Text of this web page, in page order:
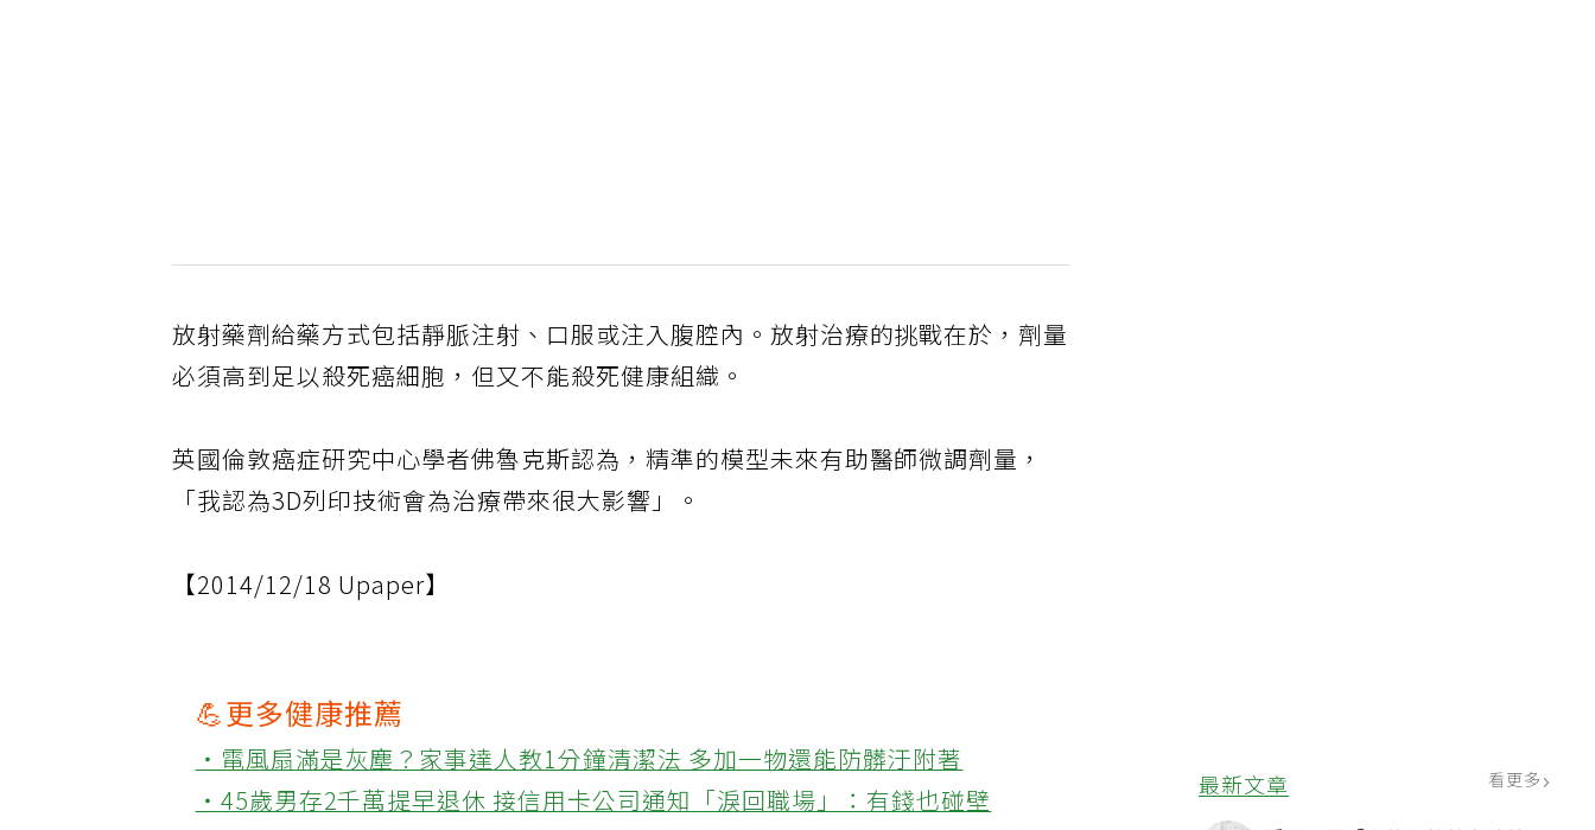
最新文章 看更多
放射藥劑給藥方式包括靜脈注射、口服或注入腹腔內。放射治療的挑戰在於，劑量
必須高到足以殺死癌細胞，但又不能殺死健康組織。
英國倫敦癌症研究中心學者佛魯克斯認為，精準的模型未來有助醫師微調劑量，
「我認為3D列印技術會為治療帶來很大影響」。
【2014/12/18 Upaper】
💪更多健康推薦
‧電風扇滿是灰塵？家事達人教1分鐘清潔法 多加一物還能防髒汙附著
‧45歲男存2千萬提早退休 接信用卡公司通知「淚回職場」：有錢也碰壁